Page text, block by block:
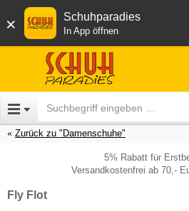
× Schuhparadies
In App öffnen
Zurück zu "Damenschuhe"
5% Rabatt für
Versandkostenfrei ab 70,-
Fly Flot